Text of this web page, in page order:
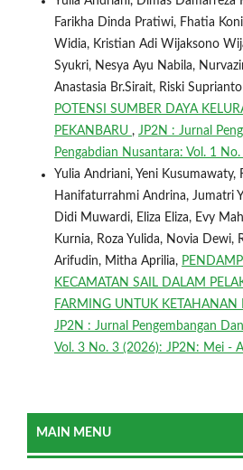
Farikha Dinda Pratiwi, Fhatia
Widia, Kristian Adi Wijaksono
Syukri, Nesya Ayu Nabila,
Anastasia Br.Sirait, Riski
POTENSI SUMBER DAYA
PEKANBARU , JP2N : Jurnal
Pengabdian Nusantara: Vol. 1
Yulia Andriani, Yeni Kusumawaty,
Hanifaturrahmi Andrina, Jumatri
Didi Muwardi, Eliza Eliza, Evy
Kurnia, Roza Yulida, Novia Dewi,
Arifudin, Mitha Aprilia,
KECAMATAN SAIL DALAM
FARMING UNTUK KETAHANAN
JP2N : Jurnal Pengembangan
Vol. 3 No. 3 (2026): JP2N: Mei -
MAIN MENU